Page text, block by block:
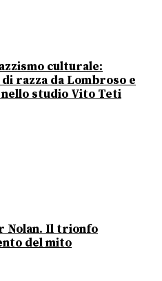
culturale:
razza da Lombroso e
studio Vito Teti
Nolan. Il trionfo
del mito